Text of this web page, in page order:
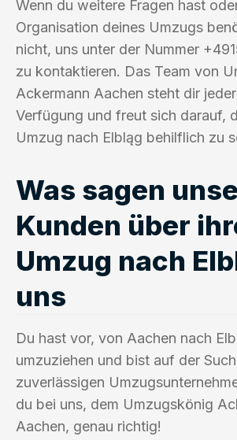
Wenn du weitere Fragen hast
Organisation deines Umzugs
nicht, uns unter der Nummer
zu kontaktieren. Das Team von
Ackermann Aachen steht dir
Verfügung und freut sich darauf,
Umzug nach Elbląg behilflich zu
Was sagen
Kunden über
Umzug nach
uns
Du hast vor, von Aachen nach
umzuziehen und bist auf der
zuverlässigen
du bei uns, dem Umzugskönig
Aachen, genau richtig!